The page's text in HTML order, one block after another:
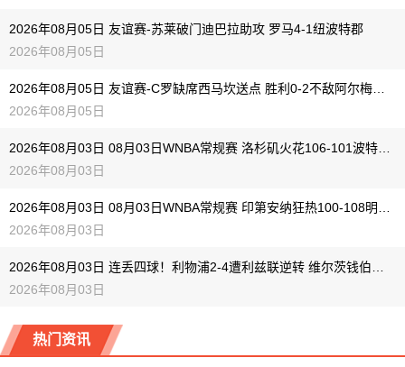
2026年08月05日 友谊赛-苏莱破门迪巴拉助攻 罗马4-1纽波特郡
2026年08月05日
2026年08月05日
2026年08月03日
2026年08月03日
2026年08月03日
热门资讯